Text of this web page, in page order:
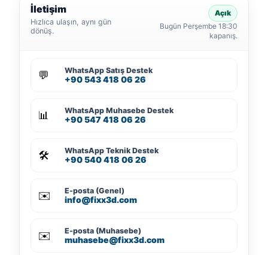
İletişim
Hızlıca ulaşın, aynı gün
dönüş.
Açık
Bugün Perşembe 18:30
kapanış.
💬 WhatsApp Satış Destek
+90 543 418 06 26
📊 WhatsApp Muhasebe Destek
+90 547 418 06 26
🛠️ WhatsApp Teknik Destek
+90 540 418 06 26
✉️ E-posta (Genel)
info@fixx3d.com
✉️ E-posta (Muhasebe)
muhasebe@fixx3d.com